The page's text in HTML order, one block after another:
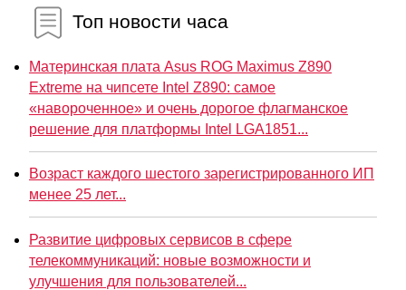
Топ новости часа
Материнская плата Asus ROG Maximus Z890
Extreme на чипсете Intel Z890: самое
«навороченное» и очень дорогое флагманское
решение для платформы Intel LGA1851...
Возраст каждого шестого зарегистрированного ИП
менее 25 лет...
Развитие цифровых сервисов в сфере
телекоммуникаций: новые возможности и
улучшения для пользователей...